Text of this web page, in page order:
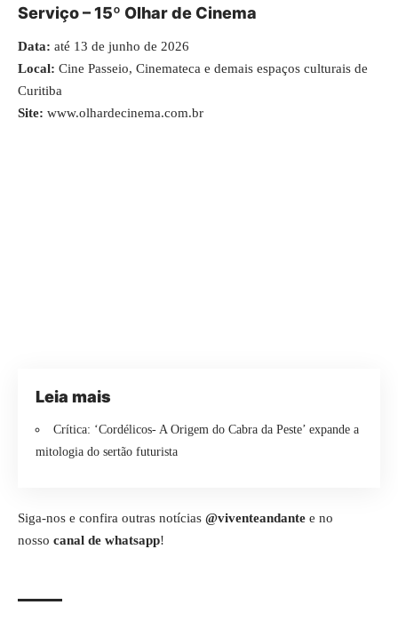
Serviço – 15º Olhar de Cinema
Data: até 13 de junho de 2026
Local: Cine Passeio, Cinemateca e demais espaços culturais de
Curitiba
Site: www.olhardecinema.com.br
Leia mais
Crítica: ‘Cordélicos- A Origem do Cabra da Peste’ expande a
mitologia do sertão futurista
Siga-nos e confira outras notícias @viventeandante e no
nosso canal de whatsapp!